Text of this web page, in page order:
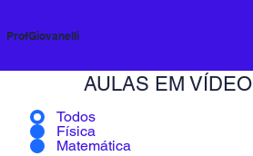
ProfGiovanelli
AULAS EM VÍDEO
Todos
Física
Matemática